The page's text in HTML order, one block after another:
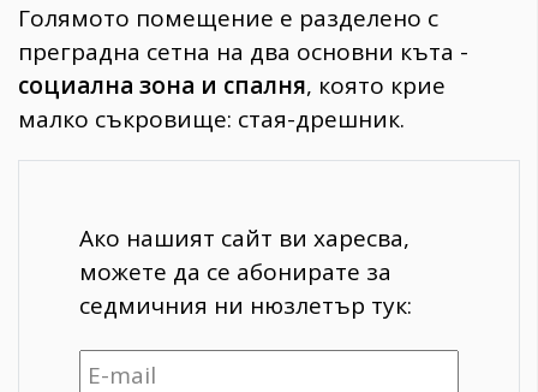
Голямото помещение е разделено с
преградна сетна на два основни къта -
социална зона и спалня, която крие
малко съкровище: стая-дрешник.
Ако нашият сайт ви харесва,
можете да се абонирате за
седмичния ни нюзлетър тук: